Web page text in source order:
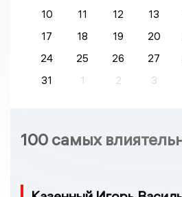
10
11 12 13
17
18 19 20
24
25 26 27
31
1 2 3
100 самых